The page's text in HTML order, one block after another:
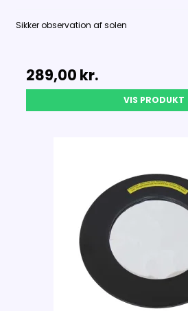
Sikker observation af solen
289,00 kr.
VIS PRODUKT